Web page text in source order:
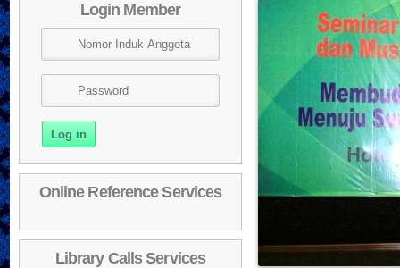
Login Member
Online Reference Services
Library Calls Services